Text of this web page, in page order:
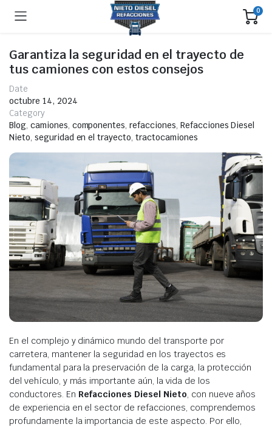
0
Garantiza la seguridad en el trayecto de
tus camiones con estos consejos
Date
octubre 14, 2024
Category
Blog, camiones, componentes,refacciones, Refacciones Diesel
Nieto, seguridad en el trayecto,tractocamiones
En el complejo y dinámico mundo del transporte por
carretera, mantener la seguridad en los trayectos es
fundamental para la preservación de la carga, la protección
del vehículo, y más importante aún, la vida de los
conductores. En Refacciones Diesel Nieto, con nueve años
de experiencia en el sector de refacciones, comprendemos
profundamente la importancia de este aspecto. Por ello,